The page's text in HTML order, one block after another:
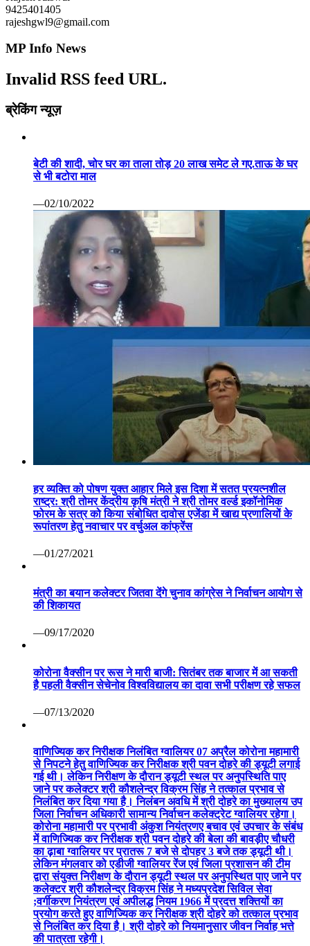
9425401405
rajeshgwl9@gmail.com
MP Info News
Invalid RSS feed URL.
ब्रेकिंग न्यूज़
बेटी की शादी, चोर घर का ताला तोड़ 20 लाख समेट ले गए.ताऊ के घर
से भी बटोरा माल
—02/10/2022
हर व्यक्ति को पोषण युक्त आहार मिले इस दिशा में सतत प्रयत्नशील
राष्ट्र: श्री तोमर केंद्रीय कृषि मंत्री ने श्री तोमर वर्ल्ड इकॉनोमिक
फोरम के सत्र को किया संबोधित दावोस एजेंडा में खाद्य प्रणालियों के
रूपांतरण हेतु नवाचार पर वर्चुअल कांफ्रेंस
—01/27/2021
मंत्री का बयान कलेक्टर जितवा देंगे चुनाव कांग्रेस ने निर्वाचन आयोग से
की शिकायत
—09/17/2020
कोरोना वैक्सीन पर रूस ने मारी बाजी: सितंबर तक बाजार में आ सकती
है पहली वैक्सीन सेचेनोव विश्वविद्यालय का दावा सभी परीक्षण रहे सफल
—07/13/2020
वाणिज्यिक कर निरीक्षक निलंबित ग्वालियर 07 अप्रैल कोरोना महामारी
से निपटने हेतु वाणिज्यिक कर निरीक्षक श्री पवन दोहरे की ड्यूटी लगाई
गई थी। लेकिन निरीक्षण के दौरान ड्यूटी स्थल पर अनुपस्थिति पाए
जाने पर कलेक्टर श्री कौशलेन्द्र विक्रम सिंह ने तत्काल प्रभाव से
निलंबित कर दिया गया है। निलंबन अवधि में श्री दोहरे का मुख्यालय उप
जिला निर्वाचन अधिकारी सामान्य निर्वाचन कलेक्ट्रेट ग्वालियर रहेगा।
कोरोना महामारी पर प्रभावी अंकुश नियंत्रणए बचाव एवं उपचार के संबंध
में वाणिज्यिक कर निरीक्षक श्री पवन दोहरे की बेला की बावड़ीए चौधरी
का ढ़ाबा ग्वालियर पर प्रातरू 7 बजे से दोपहर 3 बजे तक ड्यूटी थी।
लेकिन मंगलवार को एडीजी ग्वालियर रेंज एवं जिला प्रशासन की टीम
द्वारा संयुक्त निरीक्षण के दौरान ड्यूटी स्थल पर अनुपस्थित पाए जाने पर
कलेक्टर श्री कौशलेन्द्र विक्रम सिंह ने मध्यप्रदेश सिविल सेवा
;वर्गीकरण नियंत्रण एवं अपीलद्ध नियम 1966 में प्रदत्त शक्तियों का
प्रयोग करते हुए वाणिज्यिक कर निरीक्षक श्री दोहरे को तत्काल प्रभाव
से निलंबित कर दिया है। श्री दोहरे को नियमानुसार जीवन निर्वाह भत्ते
की पात्रता रहेगी।